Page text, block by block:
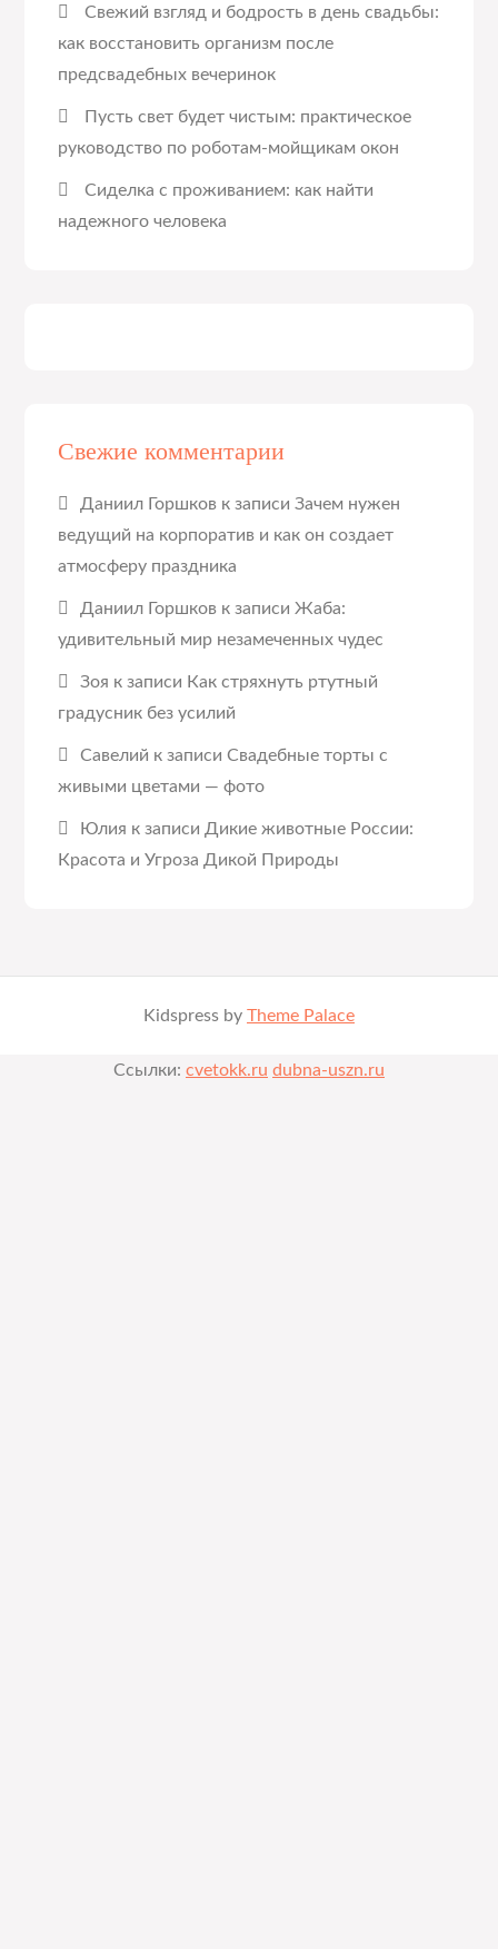
Свежий взгляд и бодрость в день свадьбы:
как восстановить организм после
предсвадебных вечеринок
Пусть свет будет чистым: практическое
руководство по роботам-мойщикам окон
Сиделка с проживанием: как найти
надежного человека
Свежие комментарии
Даниил Горшков к записиЗачем нужен
ведущий на корпоратив и как он создает
атмосферу праздника
Даниил Горшков к записиЖаба:
удивительный мир незамеченных чудес
Зоя к записи Как стряхнуть ртутный
градусник без усилий
Савелий к записиСвадебные торты с
живыми цветами — фото
Юлия к записи Дикие животные России:
Красота и Угроза Дикой Природы
Kidspress by Theme Palace
Ссылки: cvetokk.ru dubna-uszn.ru